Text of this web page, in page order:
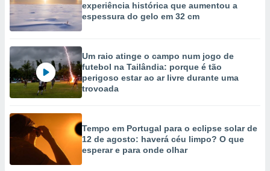
experiência histórica que aumentou a
espessura do gelo em 32 cm
Um raio atinge o campo num jogo de
futebol na Tailândia: porque é tão
perigoso estar ao ar livre durante uma
trovoada
Tempo em Portugal para o eclipse solar de
12 de agosto: haverá céu limpo? O que
esperar e para onde olhar